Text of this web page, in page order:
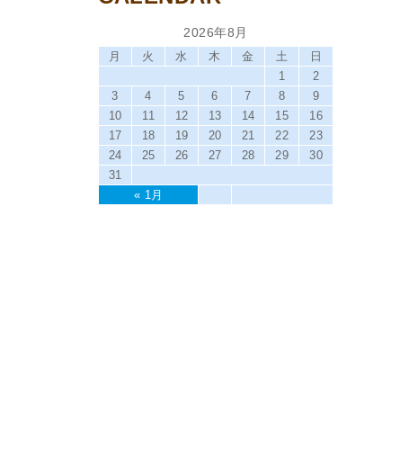
2026年8月
月 火 水 木 金 土 日
« 1月
1
2
3
4 5 6 7 8
9
10
11 12 13 14 15
16
17
18 19 20 21 22
23
24
25 26 27 28 29
30
31